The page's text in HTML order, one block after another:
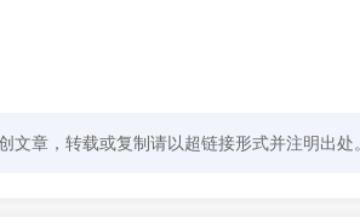
文章，转载或复制请以超链接形式并注明出处。